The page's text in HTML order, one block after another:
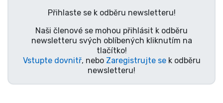
Přihlaste se k odběru newsletteru!
Naši členové se mohou přihlásit k odběru
newsletteru svých oblíbených kliknutím na
tlačítko!
Vstupte dovnitř, nebo Zaregistrujte sek odběru
newsletteru!